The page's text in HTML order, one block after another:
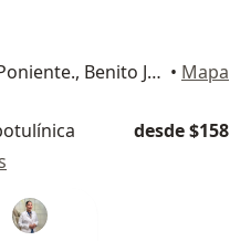
Uxmal 381, Narvarte Poniente., Benito Juárez • Mapa
desde $158